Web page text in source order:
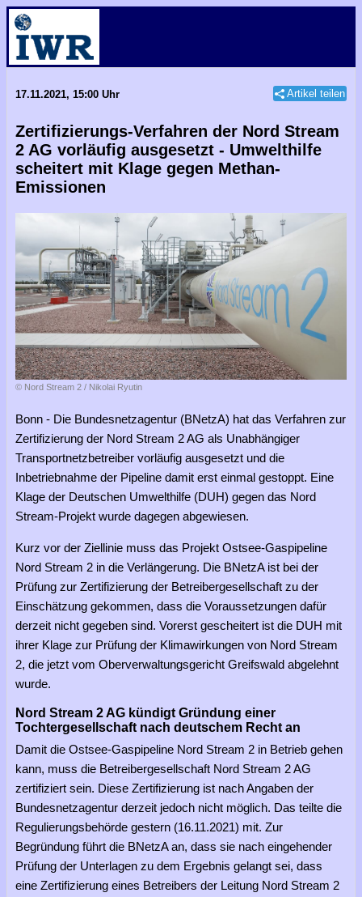
17.11.2021, 15:00 Uhr Artikel teilen
Zertifizierungs-Verfahren der Nord Stream
2 AG vorläufig ausgesetzt - Umwelthilfe
scheitert mit Klage gegen Methan-
Emissionen
© Nord Stream 2 / Nikolai Ryutin
Bonn - Die Bundesnetzagentur (BNetzA) hat das Verfahren zur
Zertifizierung der Nord Stream 2 AG als Unabhängiger
Transportnetzbetreiber vorläufig ausgesetzt und die
Inbetriebnahme der Pipeline damit erst einmal gestoppt. Eine
Klage der Deutschen Umwelthilfe (DUH) gegen das Nord
Stream-Projekt wurde dagegen abgewiesen.
Kurz vor der Ziellinie muss das Projekt Ostsee-Gaspipeline
Nord Stream 2 in die Verlängerung. Die BNetzA ist bei der
Prüfung zur Zertifizierung der Betreibergesellschaft zu der
Einschätzung gekommen, dass die Voraussetzungen dafür
derzeit nicht gegeben sind. Vorerst gescheitert ist die DUH mit
ihrer Klage zur Prüfung der Klimawirkungen von Nord Stream
2, die jetzt vom Oberverwaltungsgericht Greifswald abgelehnt
wurde.
Nord Stream 2 AG kündigt Gründung einer
Tochtergesellschaft nach deutschem Recht an
Damit die Ostsee-Gaspipeline Nord Stream 2 in Betrieb gehen
kann, muss die Betreibergesellschaft Nord Stream 2 AG
zertifiziert sein. Diese Zertifizierung ist nach Angaben der
Bundesnetzagentur derzeit jedoch nicht möglich. Das teilte die
Regulierungsbehörde gestern (16.11.2021) mit. Zur
Begründung führt die BNetzA an, dass sie nach eingehender
Prüfung der Unterlagen zu dem Ergebnis gelangt sei, dass
eine Zertifizierung eines Betreibers der Leitung Nord Stream 2